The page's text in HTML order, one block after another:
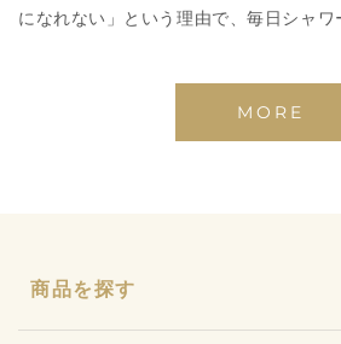
になれない」という理由で、毎日シャワ
MORE
商品を探す